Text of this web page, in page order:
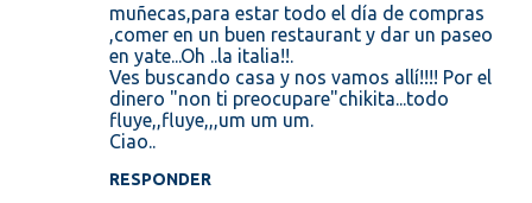
muñecas,para estar todo el día de compras
,comer en un buen restaurant y dar un paseo
en yate...Oh ..la italia!!.
Ves buscando casa y nos vamos allí!!!! Por el
dinero "non ti preocupare"chikita...todo
fluye,,fluye,,,um um um.
Ciao..
RESPONDER